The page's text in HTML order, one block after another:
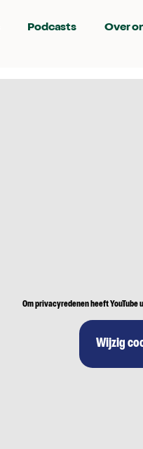
Podcasts Over
Om privacyredenen heeft YouTube
Wijzig